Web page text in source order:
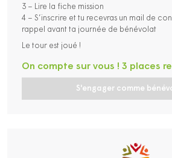
3 – Lire la fiche mission
4 – S’inscrire et tu recevras un mail de
rappel avant ta journée de bénévolat
Le tour est joué !
S'engager comme
On compte sur vous ! 3 places